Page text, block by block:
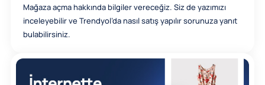
Mağaza açma hakkında bilgiler vereceğiz. Siz de yazımızı
inceleyebilir ve Trendyol’da nasıl satış yapılır sorunuza yanıt
bulabilirsiniz.